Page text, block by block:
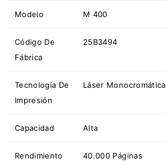
Modelo M 400
Código De
Fábrica
25B3494
Tecnología De
Impresión
Láser Monocromática
Capacidad Alta
Rendimiento
40.000 Páginas